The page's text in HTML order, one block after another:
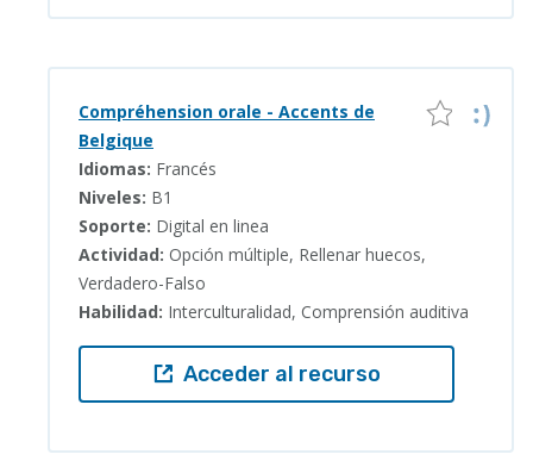
Compréhension orale - Accents de
Belgique
Idiomas: Francés
Niveles: B1
Soporte: Digital en linea
Actividad: Opción múltiple, Rellenar huecos,
Verdadero-Falso
Habilidad: Interculturalidad, Comprensión auditiva
Acceder al recurso